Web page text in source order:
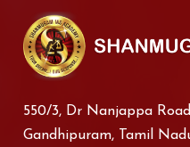
550/3, Dr Nanjappa
Gandhipuram, Tamil